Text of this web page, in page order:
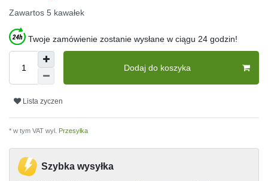
Zawartos 5 kawałek
Twoje zamówienie zostanie wysłane w ciągu 24 godzin!
Dodaj do koszyka
Lista zyczen
* w tym VAT wyl. Przesyłka
Szybka wysyłka